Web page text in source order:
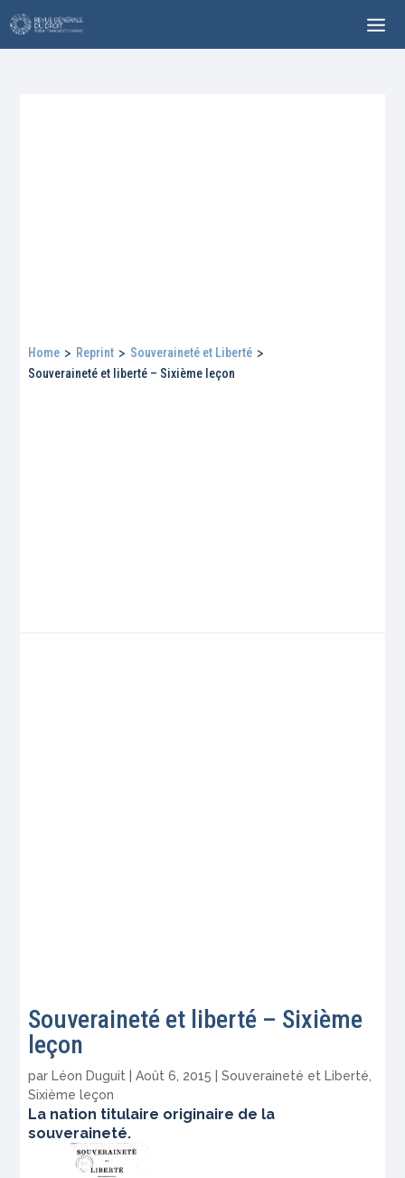
Home > Reprint > Souveraineté et Liberté >
Souveraineté et liberté – Sixième leçon
Souveraineté et liberté – Sixième
leçon
parLéon Duguit |Août 6, 2015 |Souveraineté et Liberté
Sixième leçon
La nation titulaire originaire de la
souveraineté.